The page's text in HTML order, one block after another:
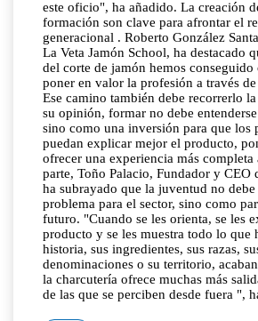
este oficio", ha añadido. La creación
formación son clave para afrontar el
generacional . Roberto González
La Veta Jamón School, ha destacado
del corte de jamón hemos conseguido
poner en valor la profesión a través
Ese camino también debe recorrerlo
su opinión, formar no debe
sino como una inversión para que los
puedan explicar mejor el producto,
ofrecer una experiencia más completa
parte, Toño Palacio, Fundador y CEO
ha subrayado que la juventud no
problema para el sector, sino como
futuro. "Cuando se les orienta, se les
producto y se les muestra todo lo que
historia, sus ingredientes, sus razas,
denominaciones o su territorio,
la charcutería ofrece muchas más
de las que se perciben desde fuera ",